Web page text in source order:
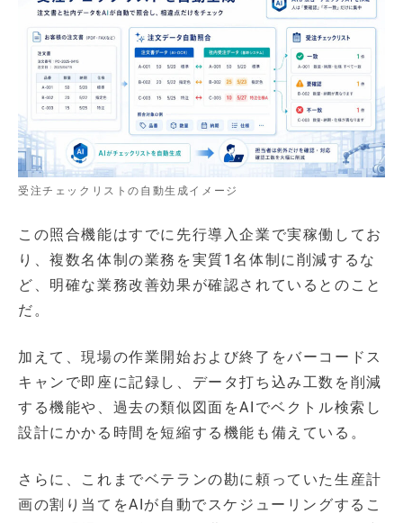
受注チェックリストの自動生成イメージ
この照合機能はすでに先行導入企業で実稼働してお
り、複数名体制の業務を実質1名体制に削減するな
ど、明確な業務改善効果が確認されているとのこと
だ。
加えて、現場の作業開始および終了をバーコードス
キャンで即座に記録し、データ打ち込み工数を削減
する機能や、過去の類似図面をAIでベクトル検索し
設計にかかる時間を短縮する機能も備えている。
さらに、これまでベテランの勘に頼っていた生産計
画の割り当てをAIが自動でスケジューリングするこ